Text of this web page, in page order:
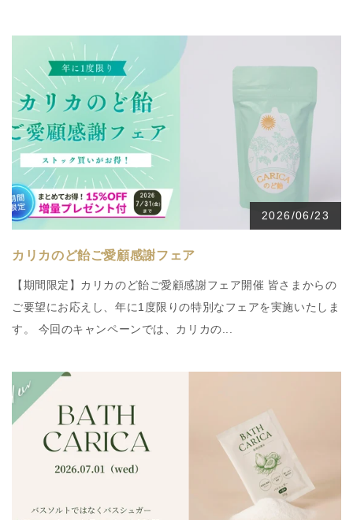
2026/06/23
カリカのど飴ご愛顧感謝フェア
【期間限定】カリカのど飴ご愛顧感謝フェア開催 皆さまからの
ご要望にお応えし、年に1度限りの特別なフェアを実施いたしま
す。 今回のキャンペーンでは、カリカの...